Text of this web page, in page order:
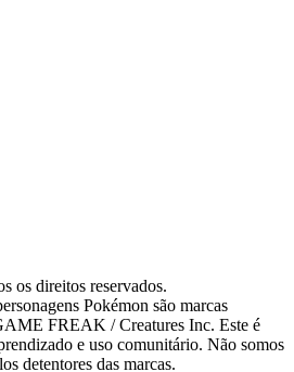
os direitos reservados.
Pokémon são marcas
FREAK / Creatures Inc. Este é
e uso comunitário. Não somos
detentores das marcas.